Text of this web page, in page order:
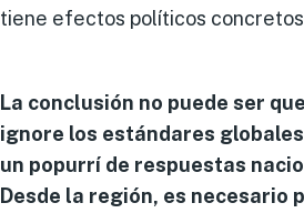
tiene efectos políticos
La conclusión no puede ser
ignore los estándares
un popurrí de respuestas
Desde la región, es necesario